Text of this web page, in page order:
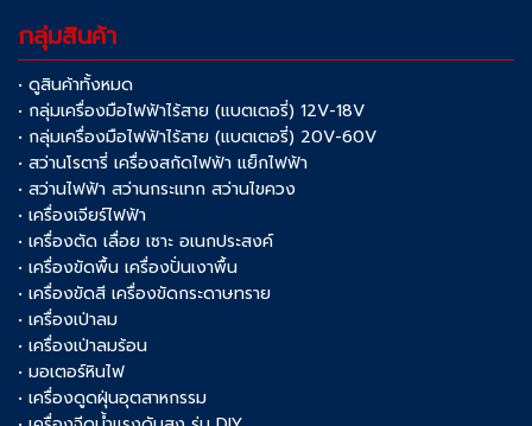
กลุ่มสินค้า
• ดูสินค้าทั้งหมด
• กลุ่มเครื่องมือไฟฟ้าไร้สาย (แบตเตอรี่) 12V-18V
• กลุ่มเครื่องมือไฟฟ้าไร้สาย (แบตเตอรี่) 20V-60V
• สว่านโรตารี่ เครื่องสกัดไฟฟ้า แย็กไฟฟ้า
• สว่านไฟฟ้า สว่านกระแทก สว่านไขควง
• เครื่องเจียร์ไฟฟ้า
• เครื่องตัด เลื่อย เซาะ อเนกประสงค์
• เครื่องขัดพื้น เครื่องปั่นเงาพื้น
• เครื่องขัดสี เครื่องขัดกระดาษทราย
• เครื่องเป่าลม
• เครื่องเป่าลมร้อน
• มอเตอร์หินไฟ
• เครื่องดูดฝุ่นอุตสาหกรรม